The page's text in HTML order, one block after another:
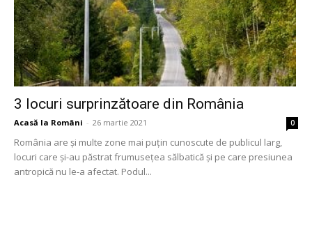
3 locuri surprinzătoare din România
Acasă la Români - 26 martie 2021 0
România are şi multe zone mai puţin cunoscute de publicul larg,
locuri care şi-au păstrat frumuseţea sălbatică şi pe care presiunea
antropică nu le-a afectat. Podul...